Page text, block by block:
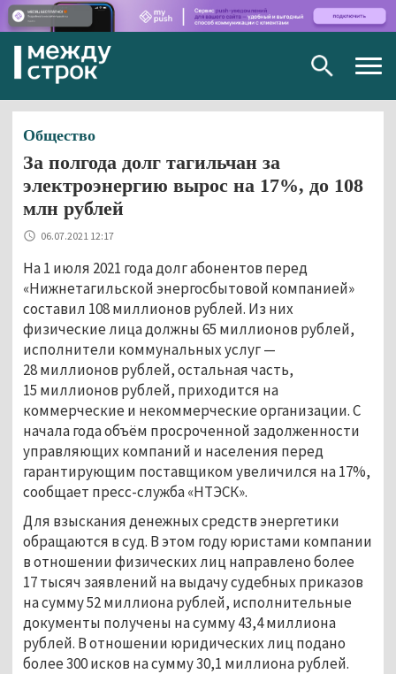
Общество
За полгода долг тагильчан за
электроэнергию вырос на 17%, до 108
млн рублей
06.07.2021 12:17
На 1 июля 2021 года долг абонентов перед
«Нижнетагильской энергосбытовой компанией»
составил 108 миллионов рублей. Из них
физические лица должны 65 миллионов рублей,
исполнители коммунальных услуг—
28 миллионов рублей, остальная часть,
15 миллионов рублей, приходится на
коммерческие и некоммерческие организации. С
начала года объём просроченной задолженности
управляющих компаний и населения перед
гарантирующим поставщиком увеличился на 17%,
сообщает пресс-служба «НТЭСК».
Для взыскания денежных средств энергетики
обращаются в суд. В этом году юристами компании
в отношении физических лиц направлено более
17 тысяч заявлений на выдачу судебных приказов
на сумму 52 миллиона рублей, исполнительные
документы получены на сумму 43,4 миллиона
рублей. В отношении юридических лиц подано
более 300 исков на сумму 30,1 миллиона рублей.